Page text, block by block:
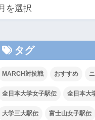
タグ
MARCH対抗戦 おすすめ
全日本大学女子駅伝 全日本大
大学三大駅伝 富士山女子駅伝